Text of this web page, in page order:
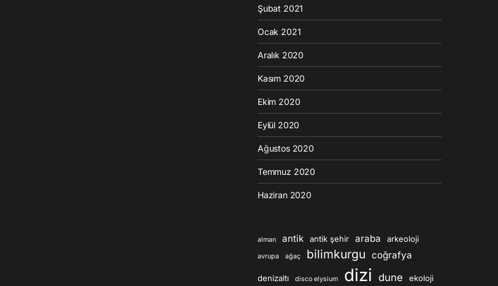
Şubat 2021
Ocak 2021
Aralık 2020
Kasım 2020
Ekim 2020
Eylül 2020
Ağustos 2020
Temmuz 2020
Haziran 2020
alman antik antik şehir araba arkeoloji
avrupa ağaç bilimkurgu coğrafya
denizaltı disco elysium dizi dune ekoloji